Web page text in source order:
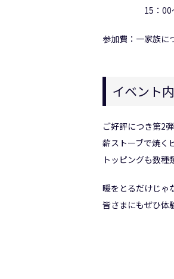
15：00
参加費：一家族に
イベント
ご好評につき第2弾
薪ストーブで焼く
トッピングも数
暖をとるだけじゃ
皆さまにもぜひ体